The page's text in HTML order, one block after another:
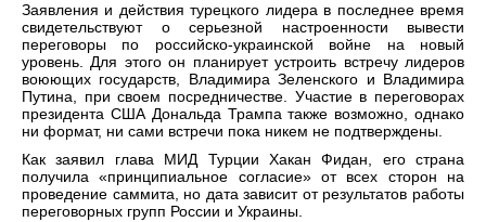
Заявления и действия турецкого лидера в последнее время
свидетельствуют о серьезной настроенности вывести
переговоры по российско-украинской войне на новый
уровень. Для этого он планирует устроить встречу лидеров
воюющих государств, Владимира Зеленского и Владимира
Путина, при своем посредничестве. Участие в переговорах
президента США Дональда Трампа также возможно, однако
ни формат, ни сами встречи пока никем не подтверждены.
Как заявил глава МИД Турции Хакан Фидан, его страна
получила «принципиальное согласие» от всех сторон на
проведение саммита, но дата зависит от результатов работы
переговорных групп России и Украины.